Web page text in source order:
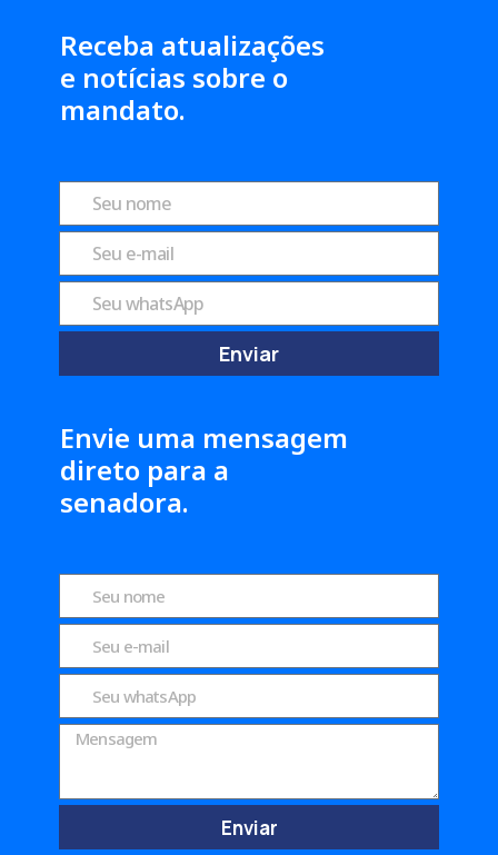
Receba atualizações
e notícias sobre o
mandato.
Enviar
Envie uma mensagem
direto para a
senadora.
Enviar